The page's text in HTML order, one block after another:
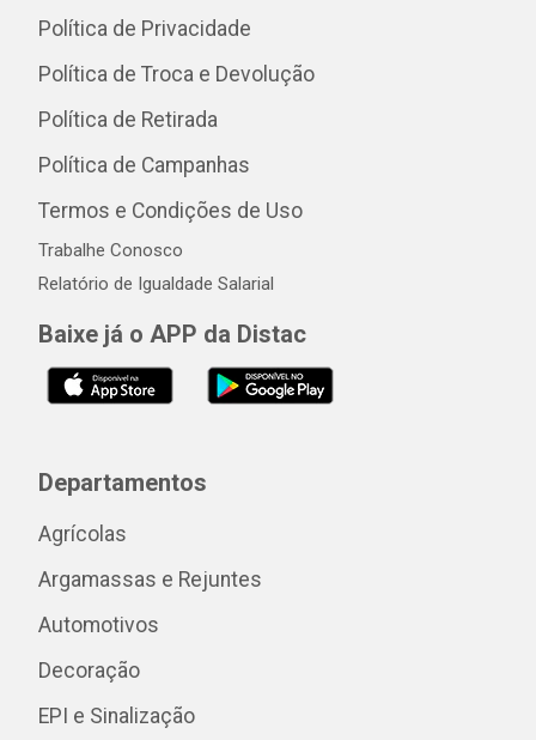
Política de Privacidade
Política de Troca e Devolução
Política de Retirada
Política de Campanhas
Termos e Condições de Uso
Trabalhe Conosco
Relatório de Igualdade Salarial
Baixe já o APP da Distac
Departamentos
Agrícolas
Argamassas e Rejuntes
Automotivos
Decoração
EPI e Sinalização